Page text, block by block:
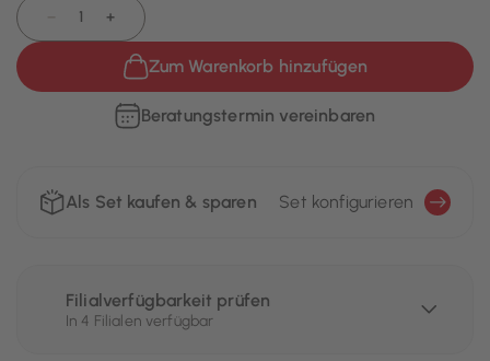
+
Zum Warenkorb hinzufügen
Beratungstermin vereinbaren
Als Set kaufen & sparen Set konfigurieren
Filialverfügbarkeit prüfen
In 4 Filialen verfügbar